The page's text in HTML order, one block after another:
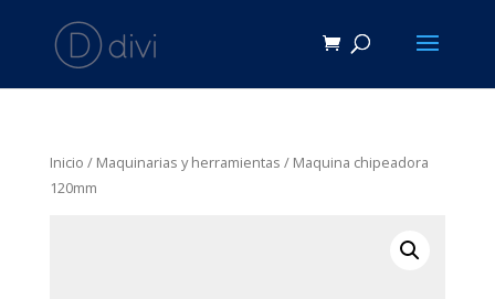
Inicio / Maquinarias y herramientas / Maquina chipeadora
120mm